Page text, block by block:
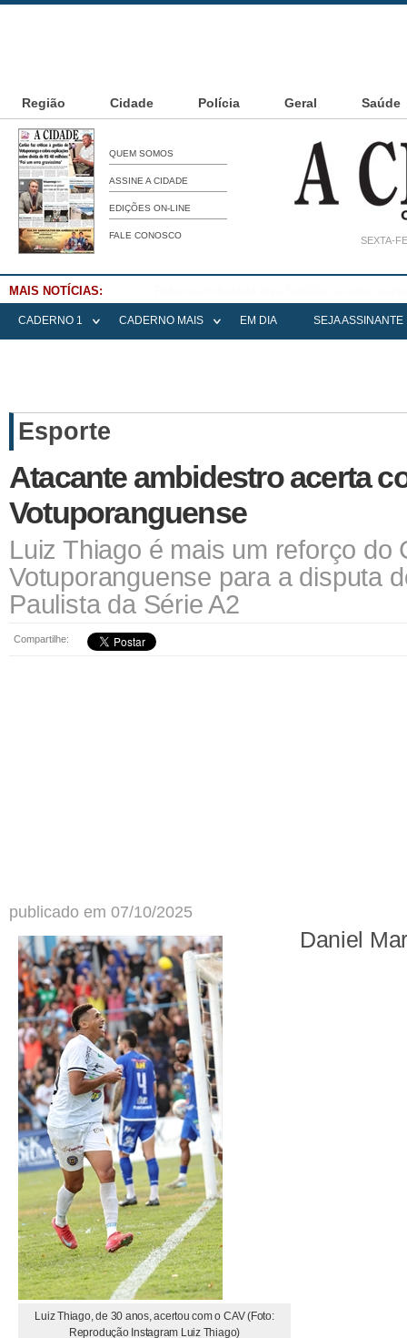
Região Cidade Polícia Geral Saúde
QUEM SOMOS
ASSINE A CIDADE
EDIÇÕES ON-LINE
FALE CONOSCO SEXTA-
MAIS NOTÍCIAS:
CADERNO 1 CADERNO MAIS EM DIA SEJA ASSINANTE
Esporte
Atacante ambidestro acerta
Votuporanguense
Luiz Thiago é mais um reforço do
Votuporanguense para a disputa
Paulista da Série A2
Compartilhe:
publicado em 07/10/2025
Luiz Thiago, de 30 anos, acertou com o CAV (Foto:
Reprodução Instagram Luiz Thiago)
Daniel